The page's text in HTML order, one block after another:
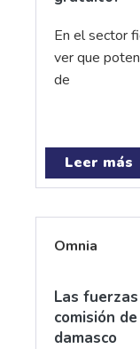
En el sector
ver que
de
Leer más
Omnia
Las
comisión
damasco